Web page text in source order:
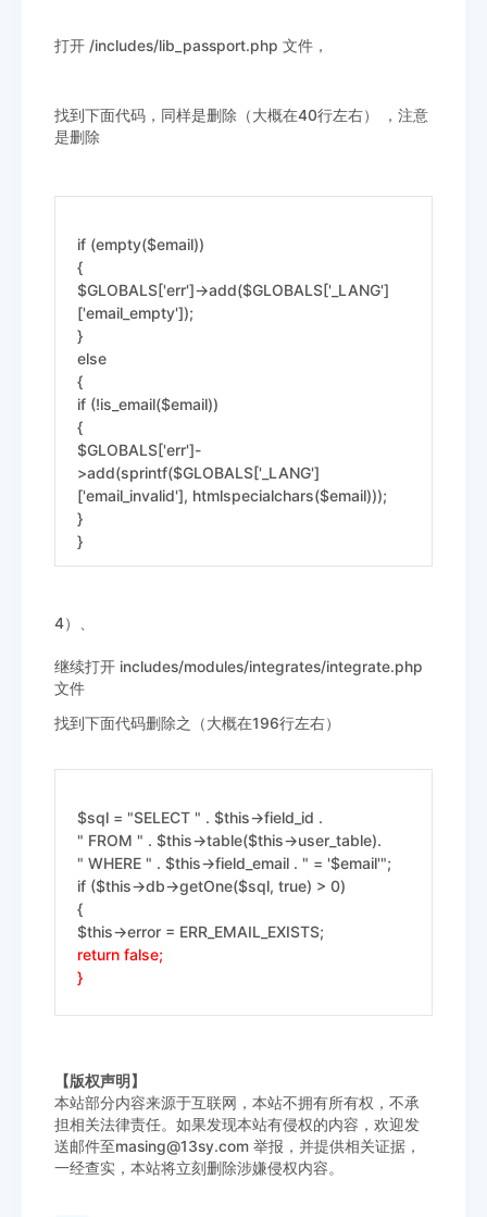
打开 /includes/lib_passport.php 文件，
找到下面代码，同样是删除（大概在40行左右） ，注意
是删除
if (empty($email))
{
$GLOBALS['err']->add($GLOBALS['_LANG']
['email_empty']);
}
else
{
if (!is_email($email))
{
$GLOBALS['err']-
>add(sprintf($GLOBALS['_LANG']
['email_invalid'], htmlspecialchars($email)));
}
}
4）、
继续打开 includes/modules/integrates/integrate.php
文件
找到下面代码删除之（大概在196行左右）
$sql = "SELECT " . $this->field_id .
" FROM " . $this->table($this->user_table).
" WHERE " . $this->field_email . " = '$email'";
if ($this->db->getOne($sql, true) > 0)
{
$this->error = ERR_EMAIL_EXISTS;
return false;
}
【版权声明】
本站部分内容来源于互联网，本站不拥有所有权，不承
担相关法律责任。如果发现本站有侵权的内容，欢迎发
送邮件至masing@13sy.com 举报，并提供相关证据，
一经查实，本站将立刻删除涉嫌侵权内容。